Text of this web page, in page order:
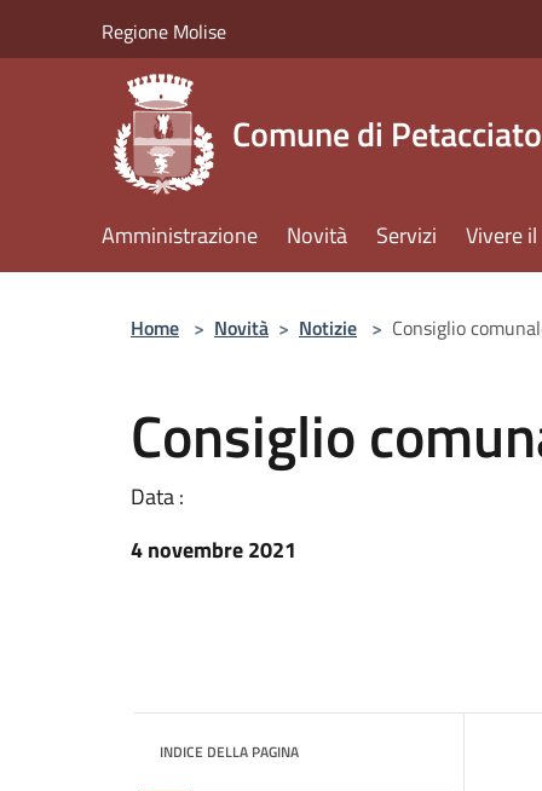
Regione Molise
Comune di Petacciato
Amministrazione Novità Servizi Vivere
Home > Novità > Notizie > Consiglio
Consiglio
Data :
4 novembre 2021
INDICE DELLA PAGINA